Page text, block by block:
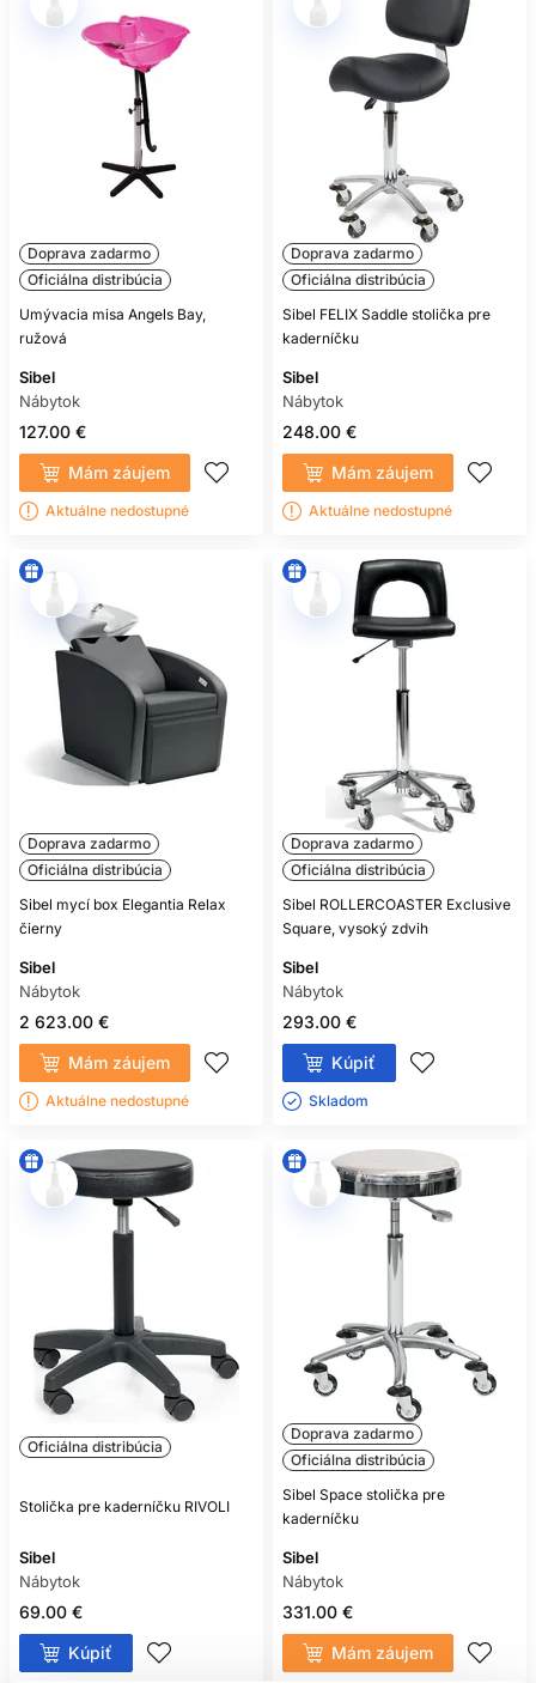
Doprava zadarmo
Oficiálna distribúcia
Umývacia misa Angels Bay,
ružová
Sibel
Nábytok
127.00 €
Mám záujem
Aktuálne nedostupné
Doprava zadarmo
Oficiálna distribúcia
Sibel FELIX Saddle stolička pre
kaderníčku
Sibel
Nábytok
248.00 €
Mám záujem
Aktuálne nedostupné
Doprava zadarmo
Oficiálna distribúcia
Sibel mycí box Elegantia Relax
čierny
Sibel
Nábytok
2 623.00 €
Mám záujem
Aktuálne nedostupné
Doprava zadarmo
Oficiálna distribúcia
Sibel ROLLERCOASTER Exclusive
Square, vysoký zdvih
Sibel
Nábytok
293.00 €
Kúpiť
Skladom ㅤ
Oficiálna distribúcia
Stolička pre kaderníčku RIVOLI
Sibel
Nábytok
69.00 €
Kúpiť
Doprava zadarmo
Oficiálna distribúcia
Sibel Space stolička pre
kaderníčku
Sibel
Nábytok
331.00 €
Mám záujem